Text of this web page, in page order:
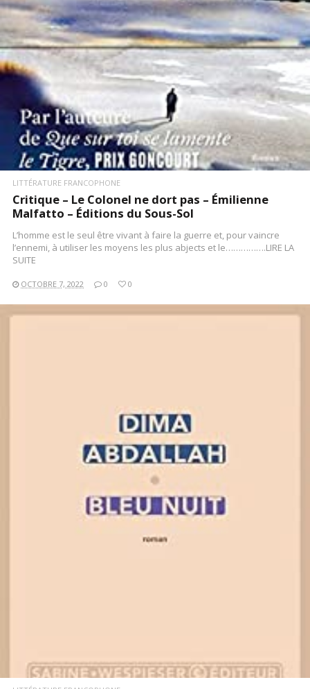
LITTÉRATURE FRANCOPHONE
Critique – Le Colonel ne dort pas – Émilienne
Malfatto – Éditions du Sous-Sol
L’homme est le seul être vivant à faire la guerre et, pour vaincre
l’ennemi, à utiliser les moyens les plus abjects et le…………….LIRE LA
SUITE
OCTOBRE 7, 2022 0 0
LIRE LA SUITE